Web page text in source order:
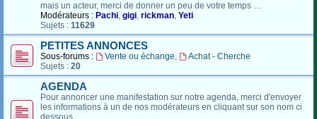
mais un acteur, merci de donner un peu de votre temps …
Modérateurs : Pachi, gigi, rickman, Yeti
Sujets : 11629
PETITES ANNONCES
Sous-forums : Vente ou échange,
Achat - Cherche
Sujets : 20
AGENDA
Pour annoncer une manifestation sur notre agenda, merci d'envoyer
les informations à un de nos modérateurs en cliquant sur son nom ci
dessous.